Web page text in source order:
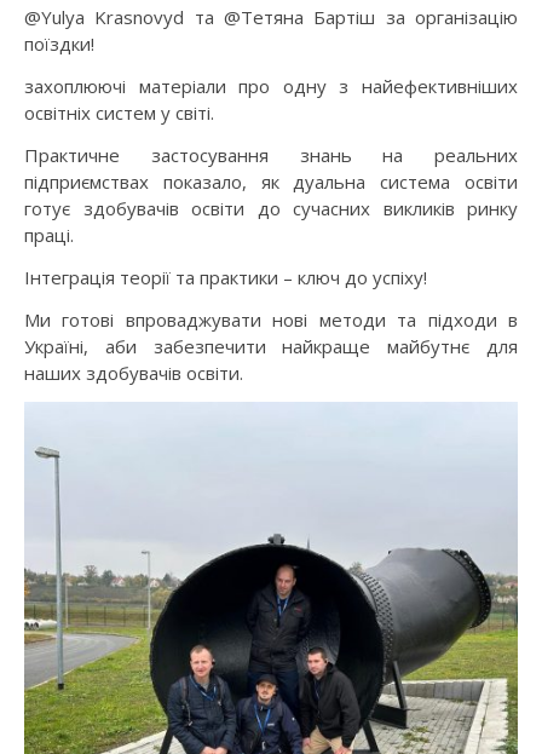
@Yulya Krasnovyd та @Тетяна Бартіш за організацію
поїздки!
захоплюючі матеріали про одну з найефективніших
освітніх систем у світі.
Практичне застосування знань на реальних
підприємствах показало, як дуальна система освіти
готує здобувачів освіти до сучасних викликів ринку
праці.
Інтеграція теорії та практики – ключ до успіху!
Ми готові впроваджувати нові методи та підходи в
Україні, аби забезпечити найкраще майбутнє для
наших здобувачів освіти.